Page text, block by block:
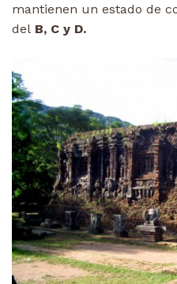
mantienen un estado de
del B, C y D.